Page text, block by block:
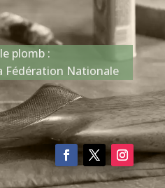
plomb :
Fédération Nationale